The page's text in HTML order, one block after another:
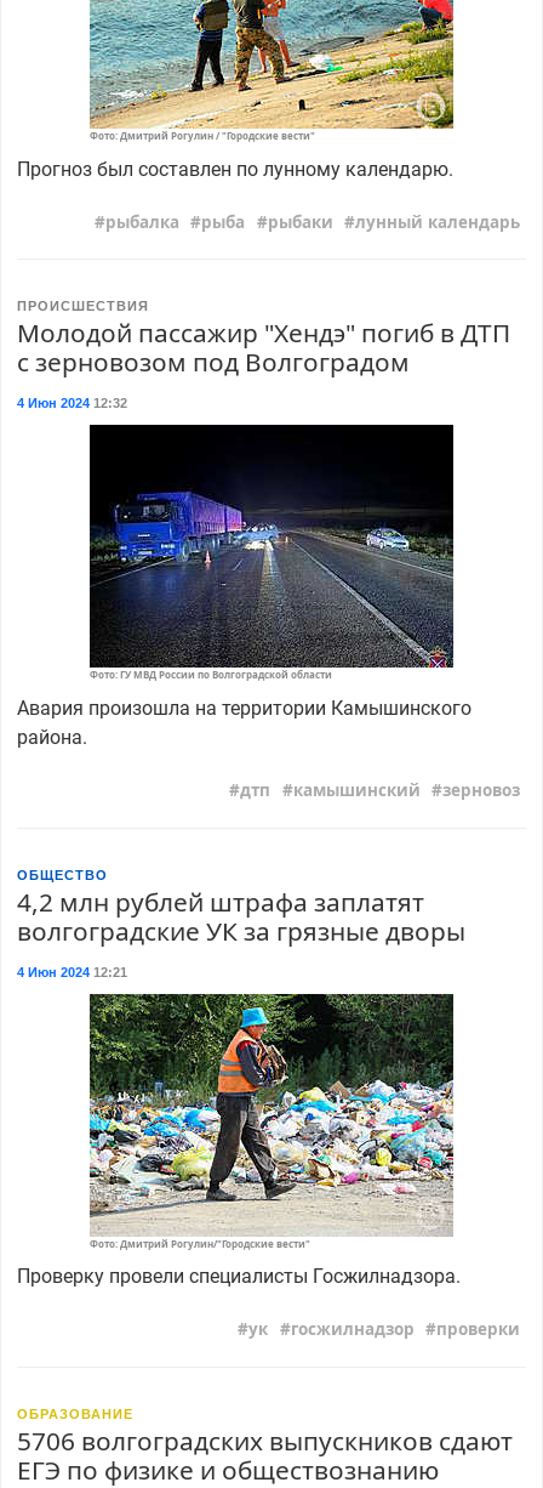
Фото: Дмитрий Рогулин / "Городские вести"
Прогноз был составлен по лунному календарю.
рыбалка рыба рыбаки лунный календарь
ПРОИСШЕСТВИЯ
Молодой пассажир "Хендэ" погиб в ДТП
с зерновозом под Волгоградом
4 Июн 202412:32
Фото: ГУ МВД России по Волгоградской области
Авария произошла на территории Камышинского
района.
дтп камышинский зерновоз
ОБЩЕСТВО
4,2 млн рублей штрафа заплатят
волгоградские УК за грязные дворы
4 Июн 202412:21
Фото: Дмитрий Рогулин/"Городские вести"
Проверку провели специалисты Госжилнадзора.
ук госжилнадзор проверки
ОБРАЗОВАНИЕ
5706 волгоградских выпускников сдают
ЕГЭ по физике и обществознанию